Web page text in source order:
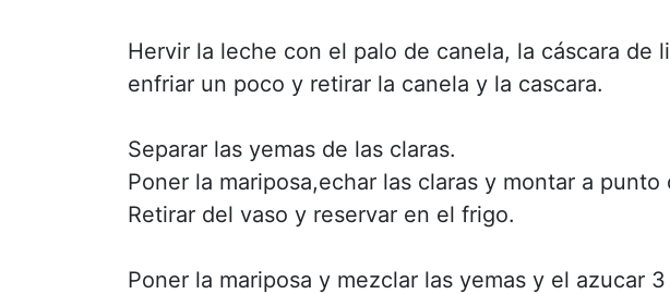
Hervir la leche con el palo de canela, la cáscara de
enfriar un poco y retirar la canela y la cascara.
Separar las yemas de las claras.
Poner la mariposa,echar las claras y montar a
Retirar del vaso y reservar en el frigo.
Poner la mariposa y mezclar las yemas y el azucar